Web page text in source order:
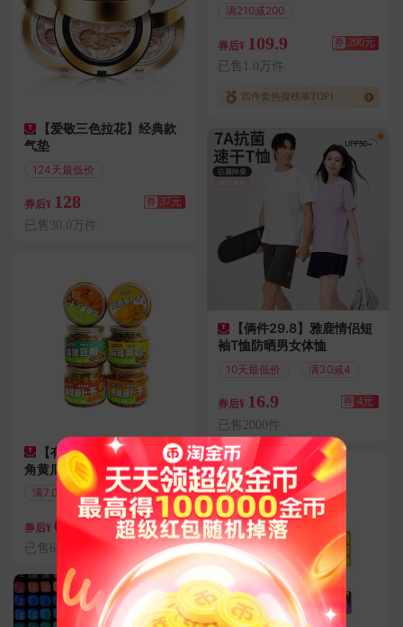
【爱敬三色拉花】经典款
气垫
124天最低价
券后¥ 128 券 37元
已售30.0万件
【有亩菜园】萝卜干酸豆
角黄瓜罐装358克
满7.01减7 运费险
券后¥ 6.99 券 7元
已售6000件
满210减200
券后¥ 109.9 券 200元
已售1.0万件
四件套热搜榜单TOP1
【俩件29.8】雅鹿情侣短
袖T恤防晒男女体恤
10天最低价 满30减4
券后¥ 16.9 券 4元
已售2000件